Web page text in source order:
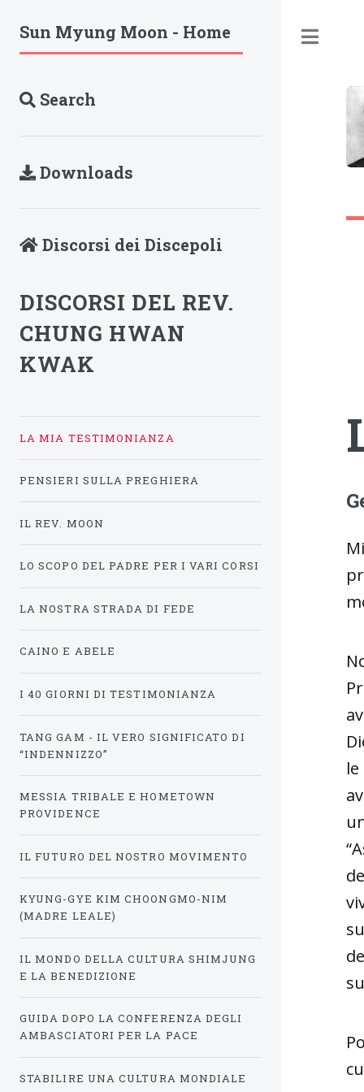
Sun Myung Moon - Home
Search
Downloads
Discorsi dei Discepoli
DISCORSI DEL REV.
CHUNG HWAN
KWAK
LA MIA TESTIMONIANZA
PENSIERI SULLA PREGHIERA
IL REV. MOON
LO SCOPO DEL PADRE PER I VARI CORSI
LA NOSTRA STRADA DI FEDE
CAINO E ABELE
I 40 GIORNI DI TESTIMONIANZA
TANG GAM - IL VERO SIGNIFICATO DI
“INDENNIZZO”
MESSIA TRIBALE E HOMETOWN
PROVIDENCE
IL FUTURO DEL NOSTRO MOVIMENTO
KYUNG-GYE KIM CHOONGMO-NIM
(MADRE LEALE)
IL MONDO DELLA CULTURA SHIMJUNG
E LA BENEDIZIONE
GUIDA DOPO LA CONFERENZA DEGLI
AMBASCIATORI PER LA PACE
STABILIRE UNA CULTURA MONDIALE